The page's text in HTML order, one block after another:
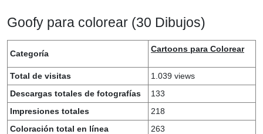
Goofy para colorear (30 Dibujos)
Categoría Cartoons para Colorear
Total de visitas
1.039 views
Descargas totales de fotografías
133
Impresiones totales
218
Coloración total en línea
263